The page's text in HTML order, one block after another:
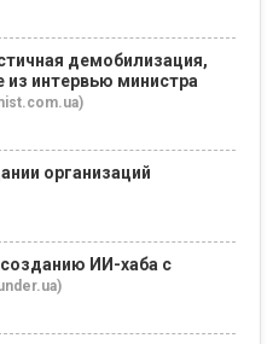
демобилизация,
интервью министра
организаций
созданию ИИ-хаба с